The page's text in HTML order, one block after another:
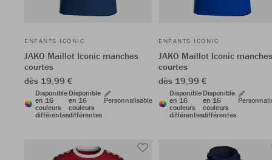
ENFANTS ICONIC
JAKO Maillot Iconic manches
courtes
dès 19,99 €
Disponible
en 16
couleurs
différentes
Disponible
en 16
couleurs
différentes
Personnalisable
ENFANTS ICONIC
JAKO Maillot Iconic manches
courtes
dès 19,99 €
Disponible
en 16
couleurs
différentes
Disponible
en 16
couleurs
différentes